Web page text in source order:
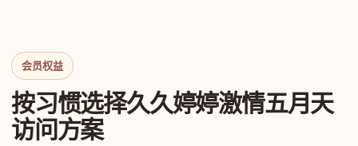
会员权益
按习惯选择久久婷婷激情五月天
访问方案